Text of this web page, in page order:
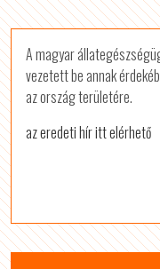
A magyar
vezetett be annak
az ország területére.
az eredeti hír itt elérhető